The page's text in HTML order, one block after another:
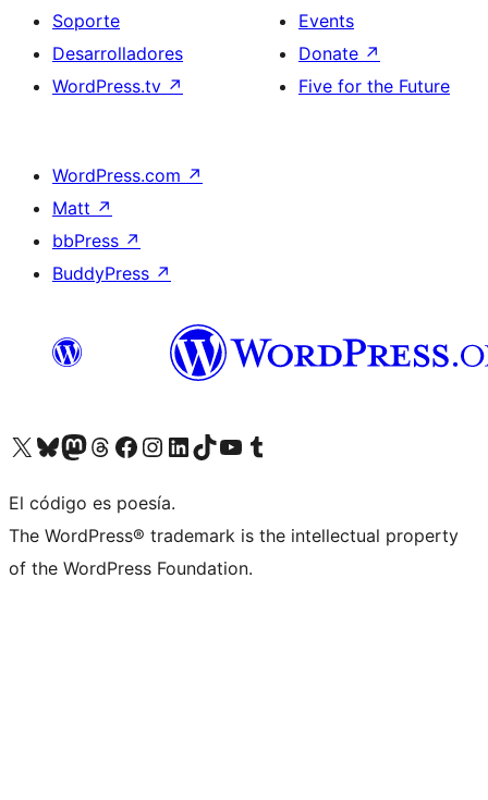
Soporte
Desarrolladores
WordPress.tv ↗
Events
Donate ↗
Five for the Future
WordPress.com ↗
Matt ↗
bbPress ↗
BuddyPress ↗
Visit our X (formerly Twitter) account
Visit our Bluesky account
Visit our Mastodon account
Visit our Threads account
Visita nuestra página de Facebook
Visita nuestra cuenta de Instagram
Visita nuestra cuenta de LinkedIn
Visit our TikTok account
Visita nuestro canal de YouTube
Visit our Tumblr account
El código es poesía.
The WordPress® trademark is the intellectual property
of the WordPress Foundation.